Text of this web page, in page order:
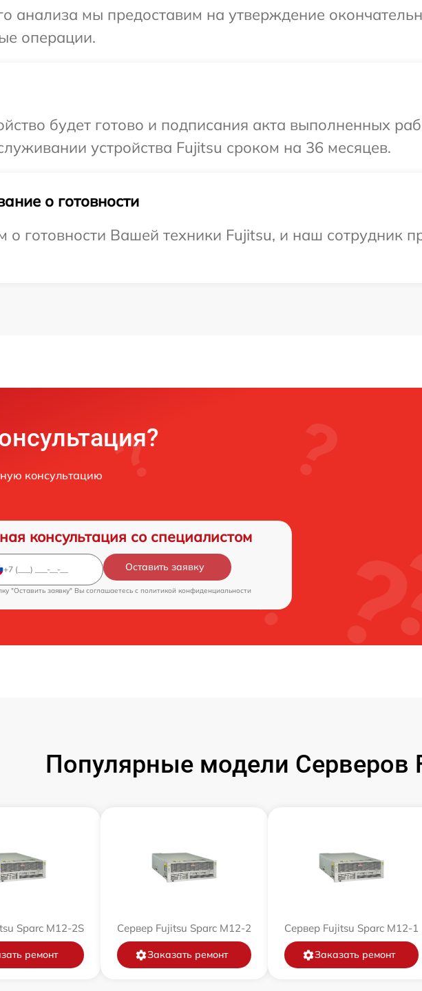
анализа мы предоставим на утверждение
операции.
будет готово и подписания акта выполненных
устройства Fujitsu сроком на 36 месяцев.
о готовности
готовности Вашей техники Fujitsu, и наш сотрудник
консультацию
консультация со специалистом
Оставить заявку
"Оставить заявку" Вы соглашаетесь c политикой конфиденциальности
Популярные модели Серверов
Sparc M12-2S
ремонт
Сервер Fujitsu Sparc M12-2
Заказать ремонт
Сервер Fujitsu Sparc M12-1
Заказать ремонт